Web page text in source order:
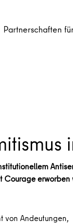
Partnerschaften
von Andeutungen,